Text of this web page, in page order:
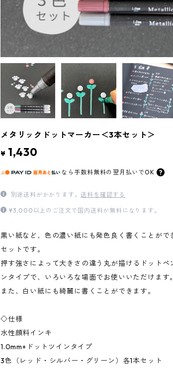
メタリックドットマーカー＜3本セット＞
¥ 1,430
なら 手数料無料の 翌月払いでOK
別途送料がかかります。送料を確認する
¥3,000以上のご注文で国内送料が無料になります。
黒い紙など、色の濃い紙にも発色良く書くことが
セットです。
押す強さによって大きさの違う丸が描けるドットペ
ンタイプで、いろいろな場面でお使いいただけます。
また、白い紙にも綺麗に書くことができます。
◇仕様
水性顔料インキ
1.0mm+ドットツインタイプ
3色（レッド・シルバー・グリーン）各1本セット